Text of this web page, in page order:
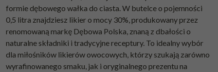
formie dębowego wałka do ciasta. W butelce o pojemności
0,5 litra znajdziesz likier o mocy 30%, produkowany przez
renomowaną markę Dębowa Polska, znaną z dbałości o
naturalne składniki i tradycyjne receptury. To idealny wybór
dla miłośników likierów owocowych, którzy szukają zarówno
wyrafinowanego smaku, jak i oryginalnego prezentu na